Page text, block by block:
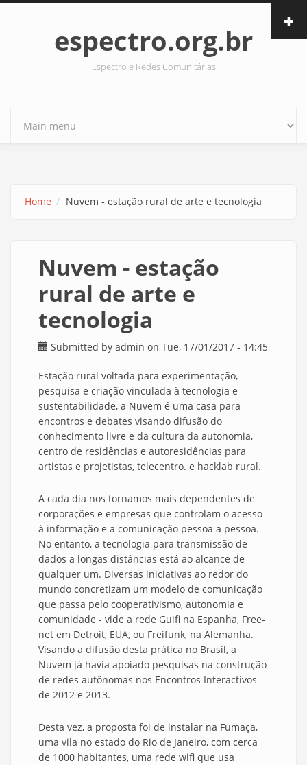
Skip to main content
espectro.org.br
Espectro e Redes Comunitárias
Home Nuvem - estação rural de arte e tecnologia
Nuvem - estação
rural de arte e
tecnologia
Submitted by admin on Tue, 17/01/2017 - 14:45
Estação rural voltada para experimentação,
pesquisa e criação vinculada à tecnologia e
sustentabilidade, a Nuvem é uma casa para
encontros e debates visando difusão do
conhecimento livre e da cultura da autonomia,
centro de residências e autoresidências para
artistas e projetistas, telecentro. e hacklab rural.
A cada dia nos tornamos mais dependentes de
corporações e empresas que controlam o acesso
à informação e a comunicação pessoa a pessoa.
No entanto, a tecnologia para transmissão de
dados a longas distâncias está ao alcance de
qualquer um. Diversas iniciativas ao redor do
mundo concretizam um modelo de comunicação
que passa pelo cooperativismo, autonomia e
comunidade - vide a rede Guifi na Espanha, Free-
net em Detroit, EUA, ou Freifunk, na Alemanha.
Visando a difusão desta prática no Brasil, a
Nuvem já havia apoiado pesquisas na construção
de redes autônomas nos Encontros Interactivos
de 2012 e 2013.
Desta vez, a proposta foi de instalar na Fumaça,
uma vila no estado do Rio de Janeiro, com cerca
de 1000 habitantes, uma rede wifi que usa